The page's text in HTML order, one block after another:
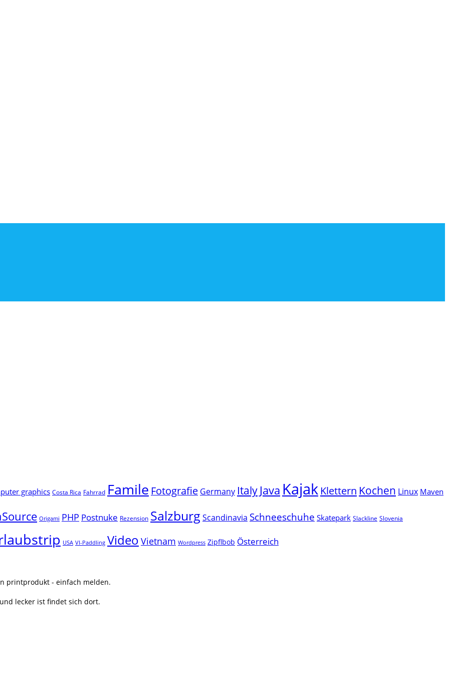
graphics Costa Rica Fahrrad Famile Fotografie Germany Italy Java Kajak Klettern Kochen Linux Maven
Origami PHP Postnuke Rezension SalzburgScandinavia Schneeschuhe Skatepark Slackline Slovenia
USA VI-Paddling Video Vietnam Wordpress Zipflbob Österreich
printprodukt - einfach melden.
lecker ist findet sich dort.